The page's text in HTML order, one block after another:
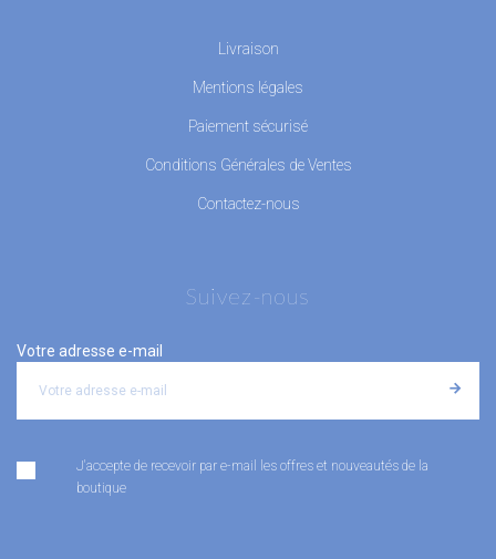
Livraison
Mentions légales
Paiement sécurisé
Conditions Générales de Ventes
Contactez-nous
Suivez-nous
Votre adresse e-mail
J'accepte de recevoir par e-mail les offres et nouveautés de la
boutique